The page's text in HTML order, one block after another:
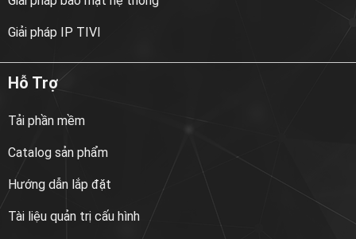
Giải pháp IP TIVI
Hỗ Trợ
Tải phần mềm
Catalog sản phẩm
Hướng dẫn lắp đặt
Tài liệu quản trị cấu hình